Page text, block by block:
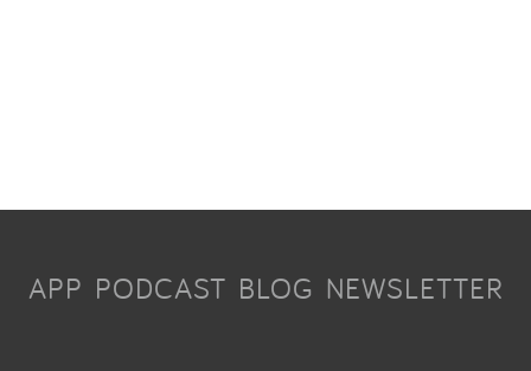
APP PODCAST BLOG NEWSLETTER